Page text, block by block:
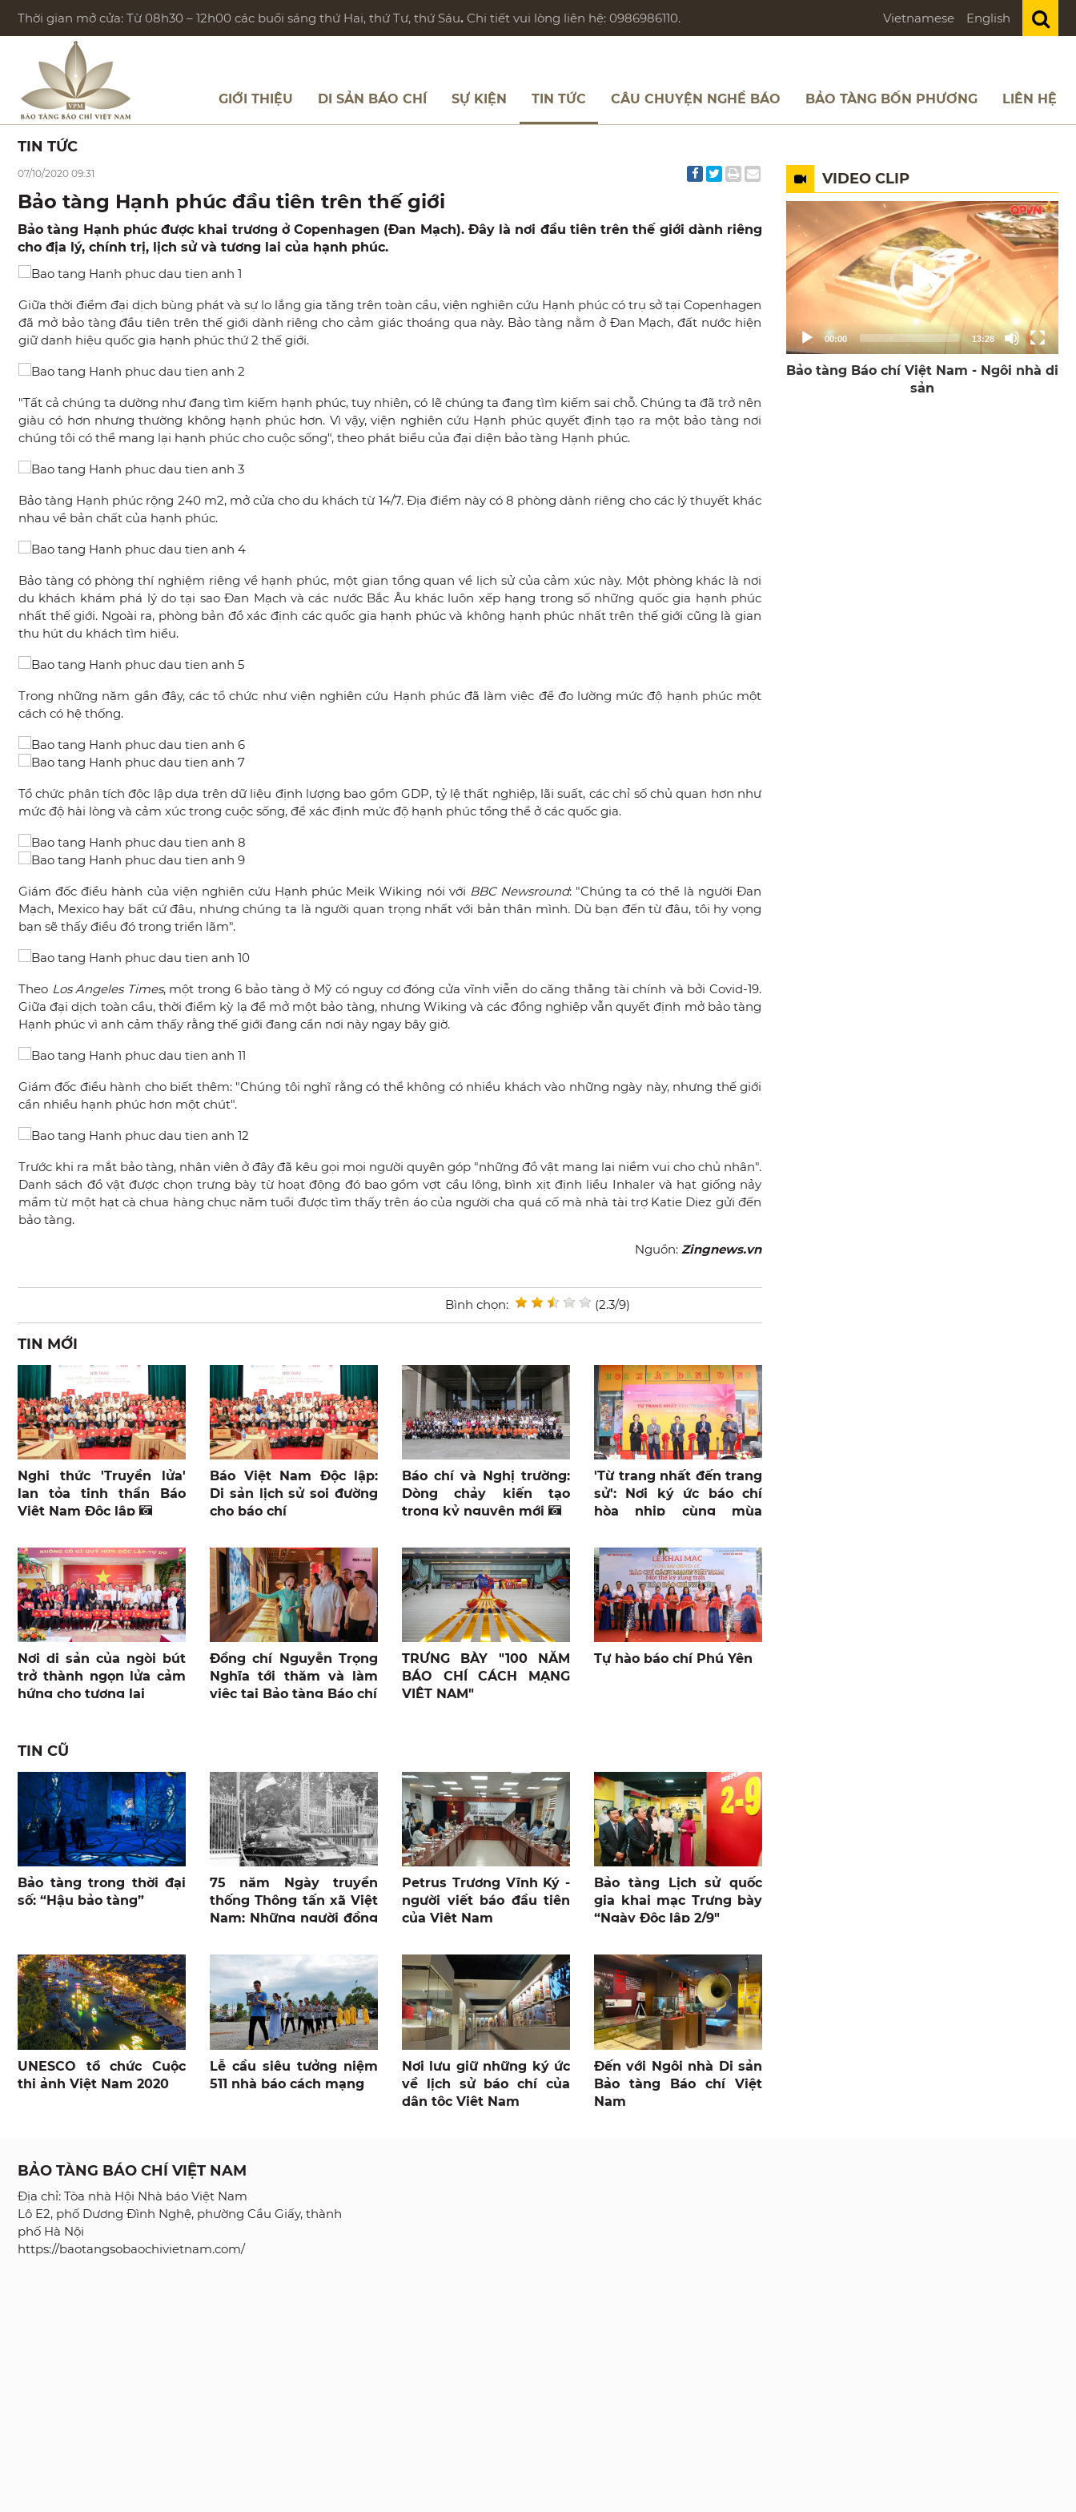
Thời gian mở cửa: Từ 08h30 – 12h00 các buổi sáng thứ Hai, thứ Tư, thứ Sáu. Chi tiết vui lòng liên hệ: 0986986110. Vietnamese English
GIỚI THIỆU DI SẢN BÁO CHÍ SỰ KIỆN TIN TỨC CÂU CHUYỆN NGHỀ BÁO BẢO TÀNG BỐN PHƯƠNG LIÊN HỆ
TIN TỨC
07/10/2020 09:31
Bảo tàng Hạnh phúc đầu tiên trên thế giới
Bảo tàng Hạnh phúc được khai trương ở Copenhagen (Đan Mạch). Đây là nơi đầu tiên trên thế giới dành riêng
cho địa lý, chính trị, lịch sử và tương lai của hạnh phúc.
Giữa thời điểm đại dịch bùng phát và sự lo lắng gia tăng trên toàn cầu, viện nghiên cứu Hạnh phúc có trụ sở tại Copenhagen
đã mở bảo tàng đầu tiên trên thế giới dành riêng cho cảm giác thoáng qua này. Bảo tàng nằm ở Đan Mạch, đất nước hiện
giữ danh hiệu quốc gia hạnh phúc thứ 2 thế giới.
"Tất cả chúng ta dường như đang tìm kiếm hạnh phúc, tuy nhiên, có lẽ chúng ta đang tìm kiếm sai chỗ. Chúng ta đã trở nên
giàu có hơn nhưng thường không hạnh phúc hơn. Vì vậy, viện nghiên cứu Hạnh phúc quyết định tạo ra một bảo tàng nơi
chúng tôi có thể mang lại hạnh phúc cho cuộc sống", theo phát biểu của đại diện bảo tàng Hạnh phúc.
Bảo tàng Hạnh phúc rộng 240 m2, mở cửa cho du khách từ 14/7. Địa điểm này có 8 phòng dành riêng cho các lý thuyết khác
nhau về bản chất của hạnh phúc.
Bảo tàng có phòng thí nghiệm riêng về hạnh phúc, một gian tổng quan về lịch sử của cảm xúc này. Một phòng khác là nơi
du khách khám phá lý do tại sao Đan Mạch và các nước Bắc Âu khác luôn xếp hạng trong số những quốc gia hạnh phúc
nhất thế giới. Ngoài ra, phòng bản đồ xác định các quốc gia hạnh phúc và không hạnh phúc nhất trên thế giới cũng là gian
thu hút du khách tìm hiểu.
Trong những năm gần đây, các tổ chức như viện nghiên cứu Hạnh phúc đã làm việc để đo lường mức độ hạnh phúc một
cách có hệ thống.
Tổ chức phân tích độc lập dựa trên dữ liệu định lượng bao gồm GDP, tỷ lệ thất nghiệp, lãi suất, các chỉ số chủ quan hơn như
mức độ hài lòng và cảm xúc trong cuộc sống, để xác định mức độ hạnh phúc tổng thể ở các quốc gia.
Giám đốc điều hành của viện nghiên cứu Hạnh phúc Meik Wiking nói với BBC Newsround: "Chúng ta có thể là người Đan
Mạch, Mexico hay bất cứ đâu, nhưng chúng ta là người quan trọng nhất với bản thân mình. Dù bạn đến từ đâu, tôi hy vọng
bạn sẽ thấy điều đó trong triển lãm".
Theo Los Angeles Times, một trong 6 bảo tàng ở Mỹ có nguy cơ đóng cửa vĩnh viễn do căng thẳng tài chính và bởi Covid-19.
Giữa đại dịch toàn cầu, thời điểm kỳ lạ để mở một bảo tàng, nhưng Wiking và các đồng nghiệp vẫn quyết định mở bảo tàng
Hạnh phúc vì anh cảm thấy rằng thế giới đang cần nơi này ngay bây giờ.
Giám đốc điều hành cho biết thêm: "Chúng tôi nghĩ rằng có thể không có nhiều khách vào những ngày này, nhưng thế giới
cần nhiều hạnh phúc hơn một chút".
Trước khi ra mắt bảo tàng, nhân viên ở đây đã kêu gọi mọi người quyên góp "những đồ vật mang lại niềm vui cho chủ nhân".
Danh sách đồ vật được chọn trưng bày từ hoạt động đó bao gồm vợt cầu lông, bình xịt định liều Inhaler và hạt giống nảy
mầm từ một hạt cà chua hàng chục năm tuổi được tìm thấy trên áo của người cha quá cố mà nhà tài trợ Katie Diez gửi đến
bảo tàng.
Nguồn: Zingnews.vn
Bình chọn: (2.3/9)
TIN MỚI
Nghi thức 'Truyền lửa'
lan tỏa tinh thần Báo
Việt Nam Độc lập
Báo Việt Nam Độc lập:
Di sản lịch sử soi đường
cho báo chí
Báo chí và Nghị trường:
Dòng chảy kiến tạo
trong kỷ nguyên mới
'Từ trang nhất đến trang
sử': Nơi ký ức báo chí
hòa nhịp cùng mùa
Nơi di sản của ngòi bút
trở thành ngọn lửa cảm
hứng cho tương lai
Đồng chí Nguyễn Trọng
Nghĩa tới thăm và làm
việc tại Bảo tàng Báo chí
TRƯNG BÀY "100 NĂM
BÁO CHÍ CÁCH MẠNG
VIỆT NAM"
Tự hào báo chí Phú Yên
TIN CŨ
Bảo tàng trong thời đại
số: “Hậu bảo tàng”
75 năm Ngày truyền
thống Thông tấn xã Việt
Nam: Những người đồng
Petrus Trương Vĩnh Ký -
người viết báo đầu tiên
của Việt Nam
Bảo tàng Lịch sử quốc
gia khai mạc Trưng bày
“Ngày Độc lập 2/9"
UNESCO tổ chức Cuộc
thi ảnh Việt Nam 2020
Lễ cầu siêu tưởng niệm
511 nhà báo cách mạng
Nơi lưu giữ những ký ức
về lịch sử báo chí của
dân tộc Việt Nam
Đến với Ngôi nhà Di sản
Bảo tàng Báo chí Việt
Nam
VIDEO CLIP
Video
Player
00:00 13:28
Bảo tàng Báo chí Việt Nam - Ngôi nhà di
sản
BẢO TÀNG BÁO CHÍ VIỆT NAM
Địa chỉ: Tòa nhà Hội Nhà báo Việt Nam
Lô E2, phố Dương Đình Nghệ, phường Cầu Giấy, thành
phố Hà Nội
https://baotangsobaochivietnam.com/